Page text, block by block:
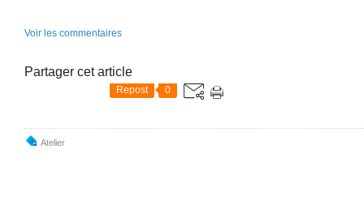
Voir les commentaires
Partager cet article
Repost 0
Atelier